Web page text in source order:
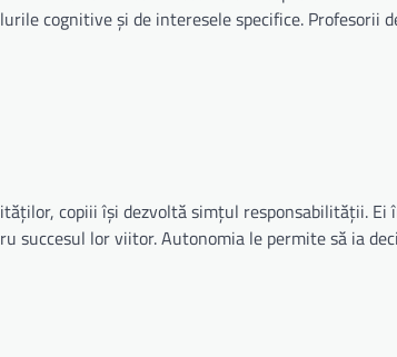
cognitive și de interesele specifice. Profesorii
copiii își dezvoltă simțul responsabilității.
succesul lor viitor. Autonomia le permite să ia